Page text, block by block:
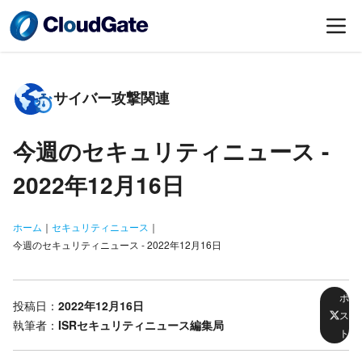
サイバー攻撃関連
今週のセキュリティニュース -
2022年12月16日
ホーム ｜ セキュリティニュース ｜
今週のセキュリティニュース - 2022年12月16日
投稿日： 2022年12月16日
執筆者： ISRセキュリティニュース編集局
ポ
ス
ト